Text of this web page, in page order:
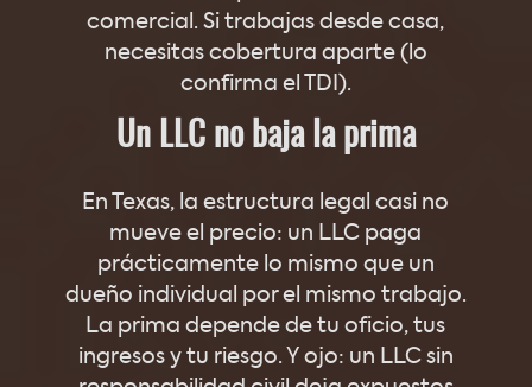
comercial. Si trabajas desde casa,
necesitas cobertura aparte (lo
confirma el TDI).
Un LLC no baja la prima
En Texas, la estructura legal casi no
mueve el precio: un LLC paga
prácticamente lo mismo que un
dueño individual por el mismo trabajo.
La prima depende de tu oficio, tus
ingresos y tu riesgo. Y ojo: un LLC sin